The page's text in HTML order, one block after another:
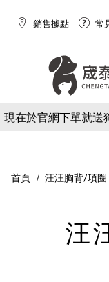
銷售據點 常
現在於官網下單就送
首頁 汪汪胸背/項圈
汪